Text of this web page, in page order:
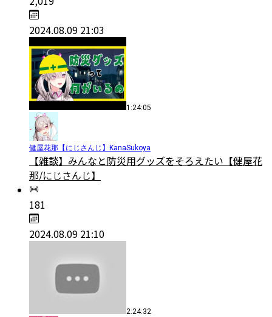
2024.08.09 21:03
1:24:05
健屋花那【にじさんじ】KanaSukoya
【雑談】みんなと防災用グッズをそろえたい【健屋花
那/にじさんじ】
181
2024.08.09 21:10
2:24:32